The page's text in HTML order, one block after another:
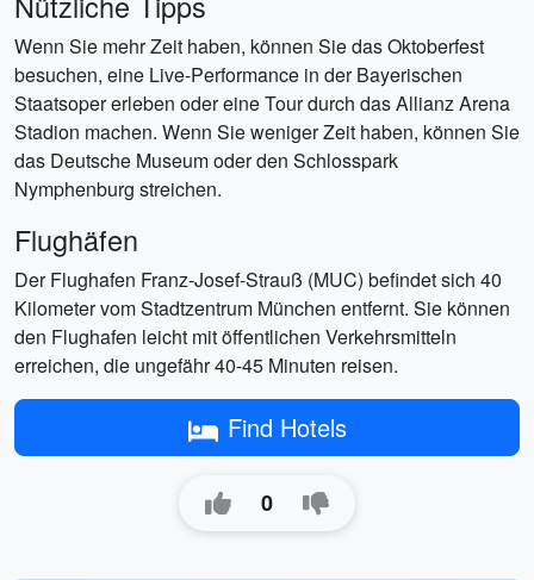
Wenn Sie mehr Zeit haben, können Sie das Oktoberfest
besuchen, eine Live-Performance in der Bayerischen
Staatsoper erleben oder eine Tour durch das Allianz Arena
Stadion machen. Wenn Sie weniger Zeit haben, können Sie
das Deutsche Museum oder den Schlosspark
Nymphenburg streichen.
Flughäfen
Der Flughafen Franz-Josef-Strauß (MUC) befindet sich 40
Kilometer vom Stadtzentrum München entfernt. Sie können
den Flughafen leicht mit öffentlichen Verkehrsmitteln
erreichen, die ungefähr 40-45 Minuten reisen.
Find Hotels
0